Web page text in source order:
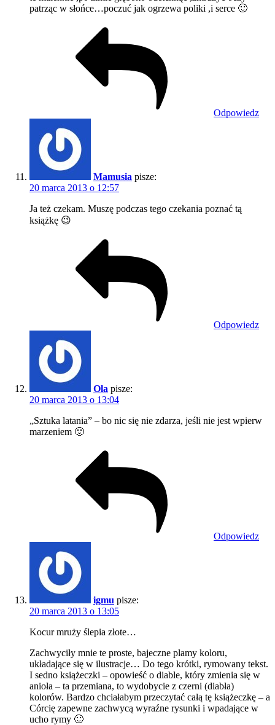
patrząc w słońce…poczuć jak ogrzewa poliki ,i serce 🙂
Odpowiedz
Mamusia pisze:
20 marca 2013 o 12:57
Ja też czekam. Muszę podczas tego czekania poznać tą
książkę 😉
Odpowiedz
Ola pisze:
20 marca 2013 o 13:04
„Sztuka latania” – bo nic się nie zdarza, jeśli nie jest wpierw
marzeniem 🙂
Odpowiedz
igmu pisze:
20 marca 2013 o 13:05
Kocur mruży ślepia złote…
Zachwyciły mnie te proste, bajeczne plamy koloru,
układające się w ilustracje… Do tego krótki, rymowany tekst.
I sedno książeczki – opowieść o diable, który zmienia się w
anioła – ta przemiana, to wydobycie z czerni (diabła)
kolorów. Bardzo chciałabym przeczytać całą tę książeczkę – a
Córcię zapewne zachwycą wyraźne rysunki i wpadające w
ucho rymy 🙂